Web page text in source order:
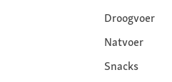
Droogvoer
Natvoer
Snacks